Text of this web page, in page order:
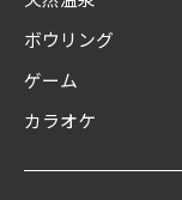
ボウリング
ゲーム
カラオケ